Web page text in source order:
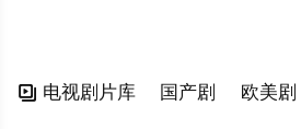
 电视剧片库 国产剧 欧美剧